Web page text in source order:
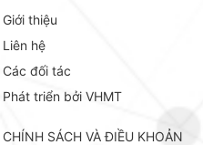
Giới thiệu
Liên hệ
Các đối tác
Phát triển bởi VHMT
CHÍNH SÁCH VÀ ĐIỀU KHOẢN